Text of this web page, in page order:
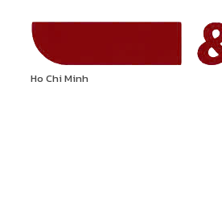
Ho Chi Minh